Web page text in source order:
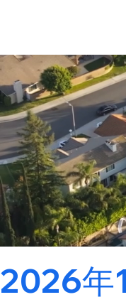
2026年